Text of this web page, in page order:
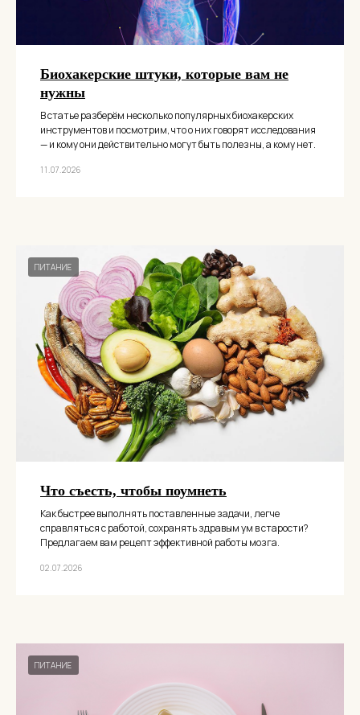
Биохакерские штуки, которые вам не
нужны
В статье разберём несколько популярных биохакерских
инструментов и посмотрим, что о них говорят исследования
— и кому они действительно могут быть полезны, а кому нет.
11.07.2026
ПИТАНИЕ
Что съесть, чтобы поумнеть
Как быстрее выполнять поставленные задачи, легче
справляться с работой, сохранять здравым ум в старости?
Предлагаем вам рецепт эффективной работы мозга.
02.07.2026
ПИТАНИЕ